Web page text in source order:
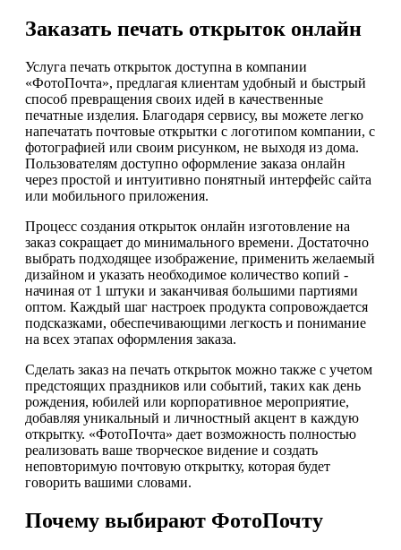
Заказать печать открыток онлайн
Услуга печать открыток доступна в компании
«ФотоПочта», предлагая клиентам удобный и быстрый
способ превращения своих идей в качественные
печатные изделия. Благодаря сервису, вы можете легко
напечатать почтовые открытки с логотипом компании, с
фотографией или своим рисунком, не выходя из дома.
Пользователям доступно оформление заказа онлайн
через простой и интуитивно понятный интерфейс сайта
или мобильного приложения.
Процесс создания открыток онлайн изготовление на
заказ сокращает до минимального времени. Достаточно
выбрать подходящее изображение, применить желаемый
дизайном и указать необходимое количество копий -
начиная от 1 штуки и заканчивая большими партиями
оптом. Каждый шаг настроек продукта сопровождается
подсказками, обеспечивающими легкость и понимание
на всех этапах оформления заказа.
Сделать заказ на печать открыток можно также с учетом
предстоящих праздников или событий, таких как день
рождения, юбилей или корпоративное мероприятие,
добавляя уникальный и личностный акцент в каждую
открытку. «ФотоПочта» дает возможность полностью
реализовать ваше творческое видение и создать
неповторимую почтовую открытку, которая будет
говорить вашими словами.
Почему выбирают ФотоПочту